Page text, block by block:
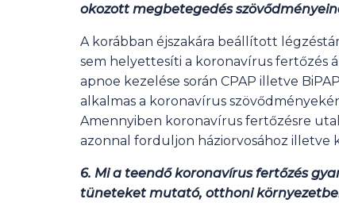
okozott megbetegedés
A korábban éjszakára beállított
sem helyettesíti a koronavírus fertőzés
apnoe kezelése során CPAP illetve
alkalmas a koronavírus
Amennyiben koronavírus fertőzésre
azonnal forduljon háziorvosához illetve
6. Mi a teendő koronavírus fertőzés
tüneteket mutató, otthoni